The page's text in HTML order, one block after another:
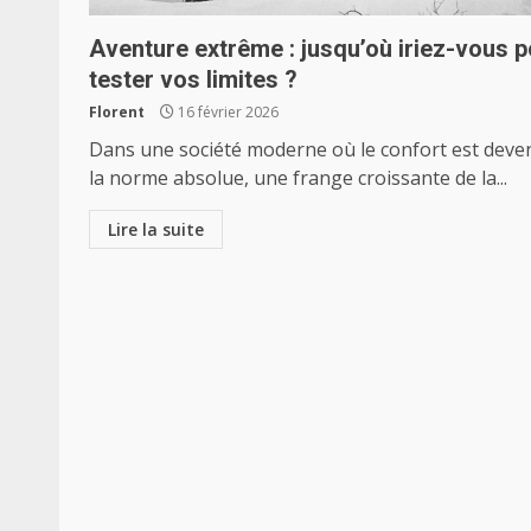
Aventure extrême : jusqu’où iriez-vous
tester vos limites ?
Florent 16 février 2026
Dans une société moderne où le confort est
la norme absolue, une frange croissante de la...
Lire la suite